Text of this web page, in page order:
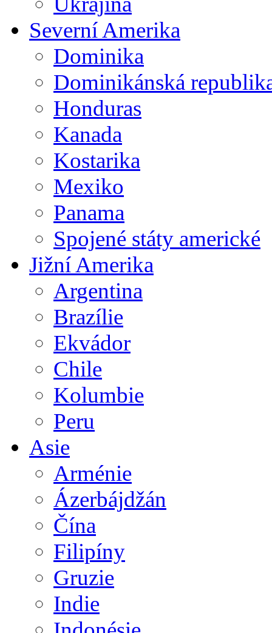
Severní Amerika
Dominika
Dominikánská
Honduras
Kanada
Kostarika
Mexiko
Panama
Spojené státy americké
Jižní Amerika
Argentina
Brazílie
Ekvádor
Chile
Kolumbie
Peru
Asie
Arménie
Ázerbájdžán
Čína
Filipíny
Gruzie
Indie